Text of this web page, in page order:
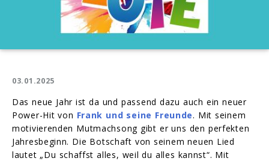
03.01.2025
Das neue Jahr ist da und passend dazu auch ein neuer
Power-Hit von Frank und seine Freunde. Mit seinem
motivierenden Mutmachsong gibt er uns den perfekten
Jahresbeginn. Die Botschaft von seinem neuen Lied
lautet „Du schaffst alles, weil du alles kannst“. Mit